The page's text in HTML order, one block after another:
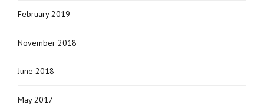
February 2019
November 2018
June 2018
May 2017